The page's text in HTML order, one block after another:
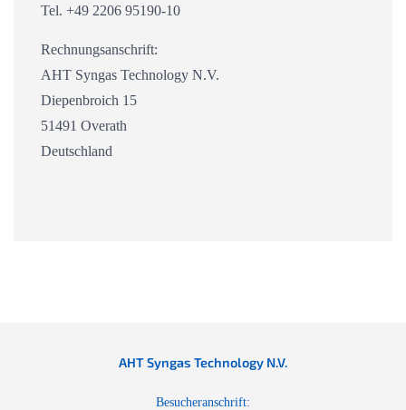
Tel. +49 2206 95190-10
Rechnungsanschrift:
AHT Syngas Technology N.V.
Diepenbroich 15
51491 Overath
Deutschland
AHT Syngas Technology N.V.
Besucheranschrift: